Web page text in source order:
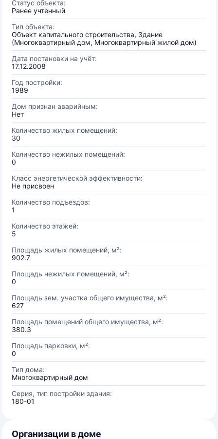
Статус объекта:
Ранее учтенный
Тип объекта:
Объект капитального строительства, Здание
(Многоквартирный дом, Многоквартирный жилой дом)
Дата постановки на учёт:
17.12.2008
Год постройки:
1989
Дом признан аварийным:
Нет
Количество жилых помещений:
30
Количество нежилых помещений:
0
Класс энергетической эффективности:
Не присвоен
Количество подъездов:
1
Количество этажей:
5
Площадь жилых помещений, м²:
902.7
Площадь нежилых помещений, м²:
0
Площадь зем. участка общего имущества, м²:
627
Площадь помещений общего имущества, м²:
380.3
Площадь парковки, м²:
0
Тип дома:
Многоквартирный дом
Серия, тип постройки здания:
180-01
Организации в доме